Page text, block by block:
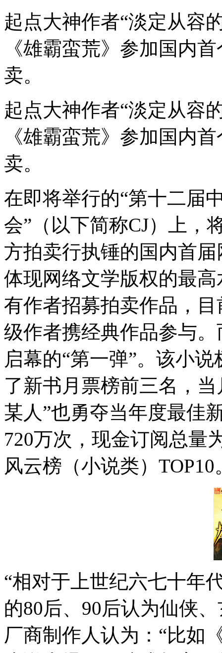
起点大神作者“淡定从容
《雄霸蛮荒》参加国内
卖。
起点大神作者“淡定从容
《雄霸蛮荒》参加国内
卖。
在即将举行的“第十二届
会”（以下简称CJ）上，
方拍卖行执锤的国内首
体现网络文学版权的最
有作者招募拍卖作品，
级作者携经典作品参与
启幕的“第一弹”。该小
了新书月票榜前三名，
某人”也勇夺当年度最佳
720万次，现金订阅总量
风云榜（小说类）TOP10
“相对于上世纪六七十年
的80后、90后认为仙侠
厂商制作人认为：“比如